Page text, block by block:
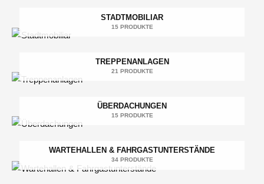
STADTMOBILIAR
15 PRODUKTE
TREPPENANLAGEN
21 PRODUKTE
ÜBERDACHUNGEN
15 PRODUKTE
WARTEHALLEN & FAHRGASTUNTERSTÄNDE
34 PRODUKTE